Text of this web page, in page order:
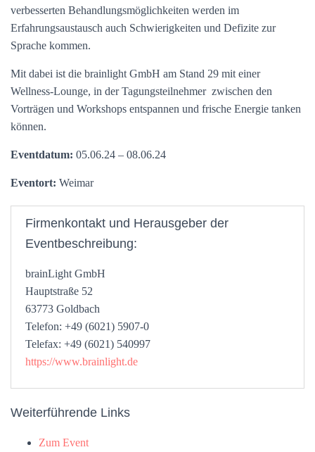
verbesserten Behandlungsmöglichkeiten werden im
Erfahrungsaustausch auch Schwierigkeiten und Defizite zur
Sprache kommen.
Mit dabei ist die brainlight GmbH am Stand 29 mit einer
Wellness-Lounge, in der Tagungsteilnehmer zwischen den
Vorträgen und Workshops entspannen und frische Energie tanken
können.
Eventdatum: 05.06.24 – 08.06.24
Eventort: Weimar
Firmenkontakt und Herausgeber der
Eventbeschreibung:
brainLight GmbH
Hauptstraße 52
63773 Goldbach
Telefon: +49 (6021) 5907-0
Telefax: +49 (6021) 540997
https://www.brainlight.de
Weiterführende Links
Zum Event